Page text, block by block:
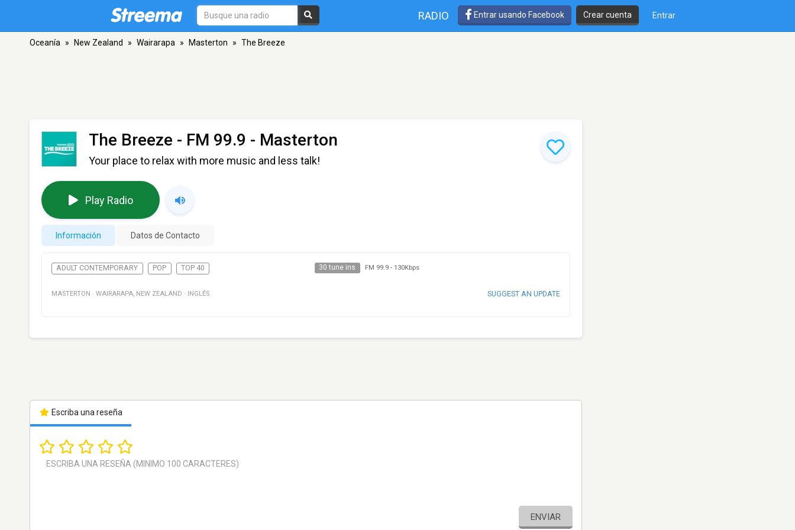
RADIO Entrar usando Facebook Crear cuenta Entrar
Oceanía » New Zealand » Wairarapa » Masterton » The Breeze
The Breeze - FM 99.9 - Masterton
Your place to relax with more music and less talk!
Play Radio
Información Datos de Contacto
ADULT CONTEMPORARY POP TOP 40 30 tune ins FM 99.9- 130Kbps
MASTERTON · WAIRARAPA, NEW ZEALAND · INGLÉS SUGGEST AN UPDATE
Escriba una reseña
ENVIAR